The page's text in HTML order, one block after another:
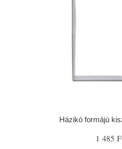
Házikó formájú
1 485